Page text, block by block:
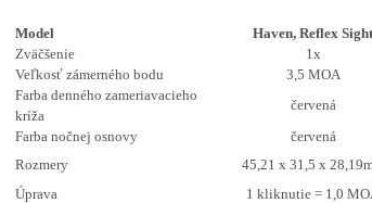
Model
Haven, Reflex Sight
Zväčšenie
1x
Veľkosť zámerného bodu
3,5 MOA
Farba denného zameriavacieho
kríža
červená
Farba nočnej osnovy
červená
Rozmery
45,21 x 31,5 x
Úprava
1 kliknutie = 1,0